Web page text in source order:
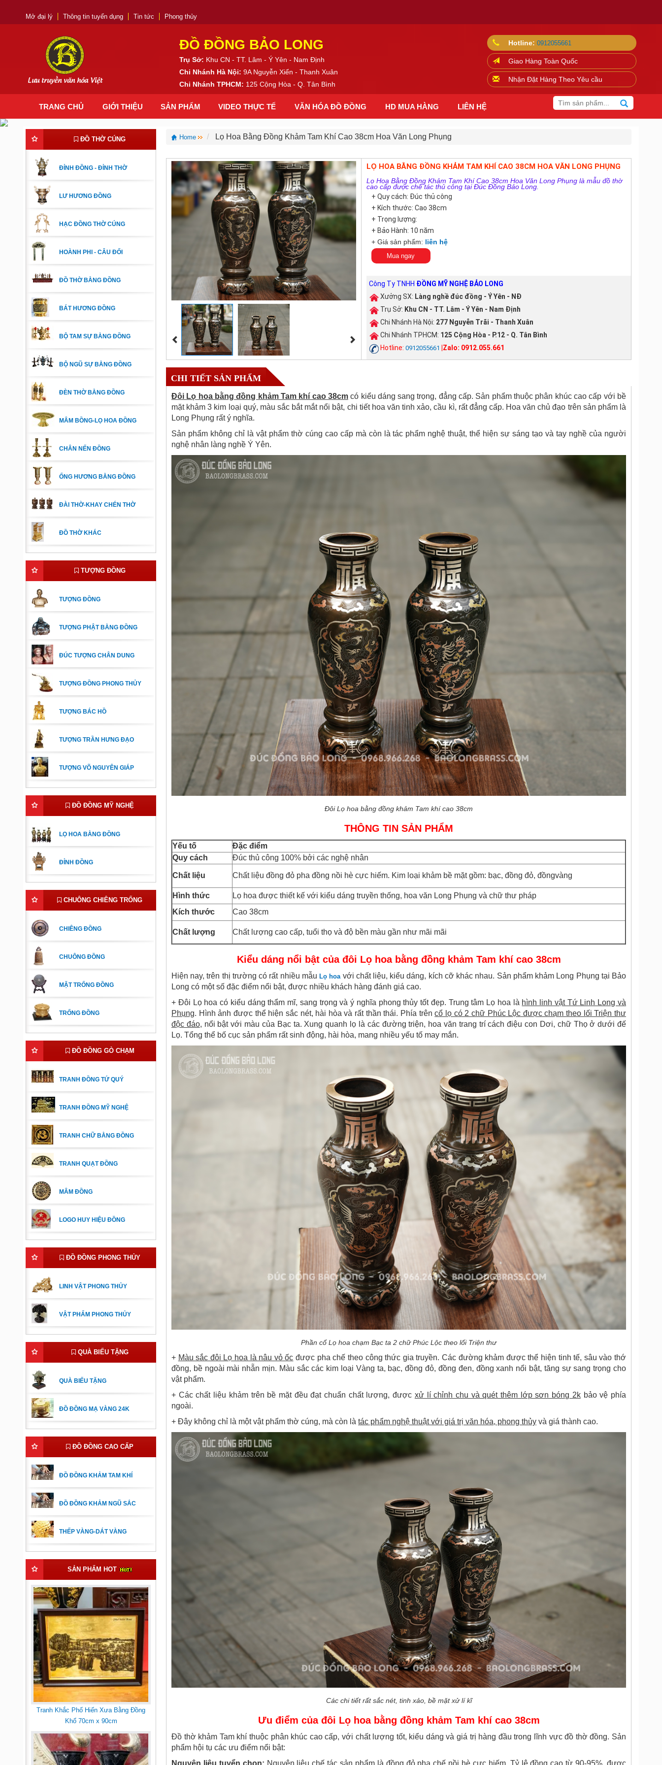
Mở đại lý Thông tin tuyển dụng Tin tức Phong thủy
Lưu truyền văn hóa Việt
ĐỒ ĐỒNG BẢO LONG
Trụ Sở: Khu CN - TT. Lâm - Ý Yên - Nam Định
Chi Nhánh Hà Nội:9A Nguyễn Xiển - Thanh Xuân
Chi Nhánh TPHCM: 125 Cộng Hòa - Q. Tân Bình
Hotline: 0912055661
Giao Hàng Toàn Quốc
Nhận Đặt Hàng Theo Yêu cầu
TRANG CHỦ GIỚI THIỆU SẢN PHẨM VIDEO THỰC TẾ VĂN HÓA ĐỒ ĐỒNG HD MUA HÀNG LIÊN HỆ
ĐỒ THỜ CÚNG
ĐỈNH ĐỒNG - ĐỈNH THỜ
LƯ HƯƠNG ĐỒNG
HẠC ĐỒNG THỜ CÚNG
HOÀNH PHI - CÂU ĐỐI
ĐỒ THỜ BẰNG ĐỒNG
BÁT HƯƠNG ĐỒNG
BỘ TAM SỰ BẰNG ĐỒNG
BỘ NGŨ SỰ BẰNG ĐỒNG
ĐÈN THỜ BẰNG ĐỒNG
MÂM BỒNG-LỌ HOA ĐỒNG
CHÂN NẾN ĐỒNG
ỐNG HƯƠNG BẰNG ĐỒNG
ĐÀI THỜ-KHAY CHÉN THỜ
ĐỒ THỜ KHÁC
TƯỢNG ĐỒNG
TƯỢNG ĐỒNG
TƯỢNG PHẬT BẰNG ĐỒNG
ĐÚC TƯỢNG CHÂN DUNG
TƯỢNG ĐỒNG PHONG THỦY
TƯỢNG BÁC HỒ
TƯỢNG TRẦN HƯNG ĐẠO
TƯỢNG VÕ NGUYÊN GIÁP
ĐỒ ĐỒNG MỸ NGHỆ
LỌ HOA BẰNG ĐỒNG
ĐỈNH ĐỒNG
CHUÔNG CHIÊNG TRỐNG
CHIÊNG ĐỒNG
CHUÔNG ĐỒNG
MẶT TRỐNG ĐỒNG
TRỐNG ĐỒNG
ĐỒ ĐỒNG GÒ CHẠM
TRANH ĐỒNG TỨ QUÝ
TRANH ĐỒNG MỸ NGHỆ
TRANH CHỮ BẰNG ĐỒNG
TRANH QUẠT ĐỒNG
MÂM ĐỒNG
LOGO HUY HIỆU ĐỒNG
ĐỒ ĐỒNG PHONG THỦY
LINH VẬT PHONG THỦY
VẬT PHẨM PHONG THỦY
QUÀ BIẾU TẶNG
QUÀ BIẾU TẶNG
ĐỒ ĐỒNG MẠ VÀNG 24K
ĐỒ ĐỒNG CAO CẤP
ĐỒ ĐỒNG KHẢM TAM KHÍ
ĐỒ ĐỒNG KHẢM NGŨ SẮC
THẾP VÀNG-DÁT VÀNG
SẢN PHẨM HOT
Tranh Khắc Phố Hiến Xưa Bằng Đồng
Khổ 70cm x 90cm
Home Lọ Hoa Bằng Đồng Khảm Tam Khí Cao 38cm Hoa Văn Long Phụng
LỌ HOA BẰNG ĐỒNG KHẢM TAM KHÍ CAO 38CM HOA VĂN LONG PHỤNG
Lọ Hoa Bằng Đồng Khảm Tam Khí Cao 38cm Hoa Văn Long Phụng là mẫu đồ thờ
cao cấp được chế tác thủ công tại Đúc Đồng Bảo Long.
+ Quy cách: Đúc thủ công
+ Kích thước: Cao 38cm
+ Trọng lượng:
+ Bảo Hành: 10 năm
+ Giá sản phẩm: liên hệ
Mua ngay
Công Ty TNHH ĐỒNG MỸ NGHỆ BẢO LONG
Xưởng SX: Làng nghề đúc đồng - Ý Yên - NĐ
Trụ Sở: Khu CN - TT. Lâm - Ý Yên - Nam Định
Chi Nhánh Hà Nội: 277 Nguyễn Trãi - Thanh Xuân
Chi Nhánh TPHCM: 125 Cộng Hòa - P.12 - Q. Tân Bình
Hotline: 0912055661 |Zalo: 0912.055.661
CHI TIẾT SẢN PHẨM
Đôi Lọ hoa bằng đồng khảm Tam khí cao 38cmcó kiểu dáng sang trọng, đẳng cấp. Sản phẩm thuộc phân khúc cao cấp với bề
mặt khảm 3 kim loại quý, màu sắc bắt mắt nổi bật, chi tiết hoa văn tinh xảo, cầu kì, rất đẳng cấp. Hoa văn chủ đạo trên sản phẩm là
Long Phụng rất ý nghĩa.
Sản phẩm không chỉ là vật phẩm thờ cúng cao cấp mà còn là tác phẩm nghệ thuật, thể hiện sự sáng tạo và tay nghề của người
nghệ nhân làng nghề Ý Yên.
Đôi Lọ hoa bằng đồng khảm Tam khí cao 38cm
THÔNG TIN SẢN PHẨM
Yếu tố
Đặc điểm
Quy cách
Đúc thủ công 100% bởi các nghệ nhân
Chất liệu Chất liệu đồng đỏ pha đồng nồi hè cực hiếm. Kim loại khảm bề mặt gồm: bạc, đồng đỏ, đồngvàng
Hình thức
Lọ hoa được thiết kế với kiểu dáng truyền thống, hoa văn Long Phụng và chữ thư pháp
Kích thước
Cao 38cm
Chất lượng Chất lượng cao cấp, tuổi thọ và độ bền màu gần như mãi mãi
Kiểu dáng nổi bật của đôi Lọ hoa bằng đồng khảm Tam khí cao 38cm
Hiện nay, trên thị trường có rất nhiều mẫuLọ hoa với chất liệu, kiểu dáng, kích cỡ khác nhau. Sản phẩm khảm Long Phụng tại Bảo
Long có một số đặc điểm nổi bật, được nhiều khách hàng đánh giá cao.
+ Đôi Lọ hoa có kiểu dáng thẩm mĩ, sang trọng và ý nghĩa phong thủy tốt đẹp. Trung tâm Lọ hoa là hình linh vật Tứ Linh Long và
Phụng. Hình ảnh được thể hiện sắc nét, hài hòa và rất thần thái. Phía trêncổ lọ có 2 chữ Phúc Lộc được chạm theo lối Triện thư
độc đáo, nổi bật với màu của Bạc ta. Xung quanh lọ là các đường triện, hoa văn trang trí cách điệu con Dơi, chữ Thọ ở dưới đế
Lọ. Tổng thể bố cục sản phẩm rất sinh động, hài hòa, mang nhiều yếu tố may mắn.
Phần cổ Lọ hoa chạm Bạc ta 2 chữ Phúc Lộc theo lối Triện thư
+ Màu sắc đôi Lọ hoa là nâu vỏ ốc được pha chế theo công thức gia truyền. Các đường khảm được thể hiện tinh tế, sâu vào thớ
đồng, bề ngoài mài nhẵn mịn. Màu sắc các kim loại Vàng ta, bạc, đồng đỏ, đồng đen, đồng xanh nổi bật, tăng sự sang trọng cho
vật phẩm.
+ Các chất liệu khảm trên bề mặt đều đạt chuẩn chất lượng, được xử lí chỉnh chu và quét thêm lớp sơn bóng 2kbảo vệ phía
ngoài.
+ Đây không chỉ là một vật phẩm thờ cúng, mà còn là tác phẩm nghệ thuật với giá trị văn hóa, phong thủy và giá thành cao.
Các chi tiết rất sắc nét, tinh xảo, bề mặt xử lí kĩ
Ưu điểm của đôi Lọ hoa bằng đồng khảm Tam khí cao 38cm
Đồ thờ khảm Tam khí thuộc phân khúc cao cấp, với chất lượng tốt, kiểu dáng và giá trị hàng đầu trong lĩnh vực đồ thờ đồng. Sản
phẩm hội tụ các ưu điểm nổi bật: